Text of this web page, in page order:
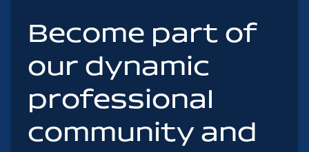
Become part of
our dynamic
professional
community and